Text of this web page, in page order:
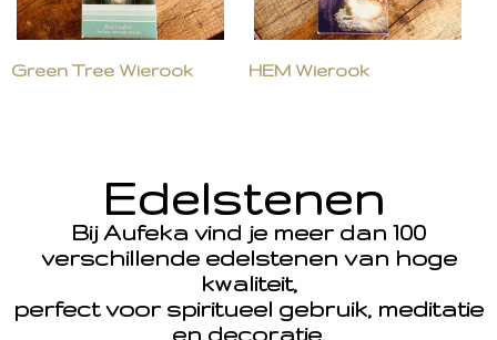
Green Tree Wierook HEM Wierook
Edelstenen
Bij Aufeka vind je meer dan 100
verschillende edelstenen van hoge
kwaliteit,
perfect voor spiritueel gebruik, meditatie
en decoratie.